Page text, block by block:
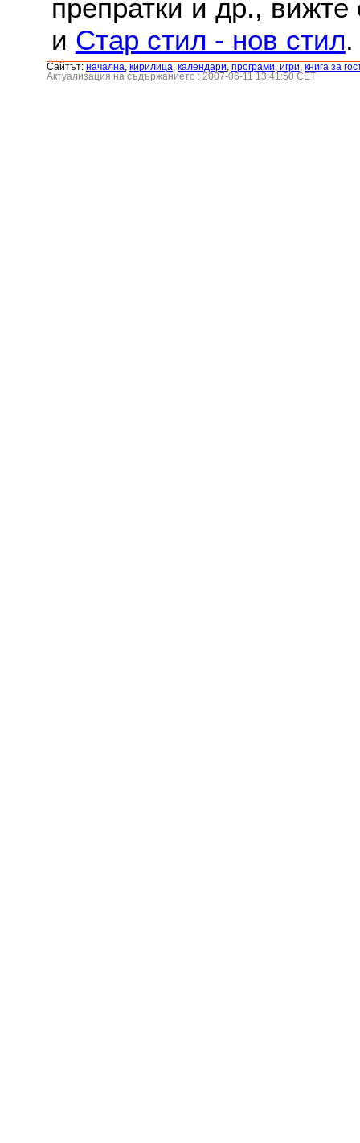
препратки и др.,
и Стар стил - нов стил.
Сайтът: началнa кирилица календари програми, игри книга за
Актуализация на съдържанието : 2007-06-11 13:41:50 CET